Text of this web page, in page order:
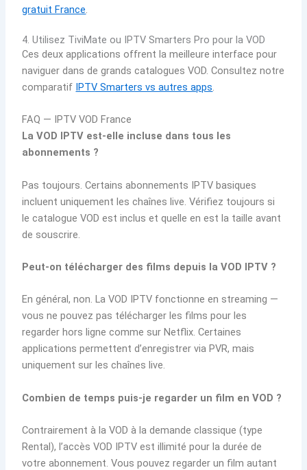
gratuit France
4. Utilisez TiviMate ou IPTV Smarters Pro pour la VOD
Ces deux applications offrent la meilleure interface pour
naviguer dans de grands catalogues VOD. Consultez notre
comparatif IPTV Smarters vs autres apps.
FAQ — IPTV VOD France
La VOD IPTV est-elle incluse dans tous les
abonnements ?
Pas toujours. Certains abonnements IPTV basiques
incluent uniquement les chaînes live. Vérifiez toujours si
le catalogue VOD est inclus et quelle en est la taille avant
de souscrire.
Peut-on télécharger des films depuis la VOD IPTV ?
En général, non. La VOD IPTV fonctionne en streaming —
vous ne pouvez pas télécharger les films pour les
regarder hors ligne comme sur Netflix. Certaines
applications permettent d’enregistrer via PVR, mais
uniquement sur les chaînes live.
Combien de temps puis-je regarder un film en VOD ?
Contrairement à la VOD à la demande classique (type
Rental), l’accès VOD IPTV est illimité pour la durée de
votre abonnement. Vous pouvez regarder un film autant